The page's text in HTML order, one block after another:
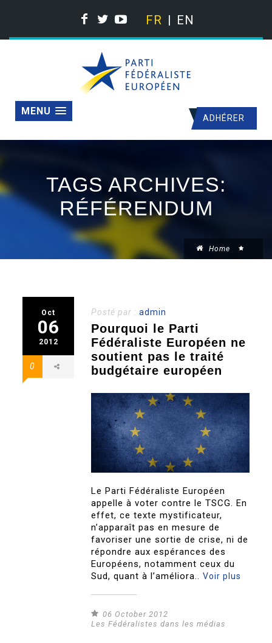
FR EN
ADHÉRER
MENU
TAGS ARCHIVES:
RÉFÉRENDUM
Home
Oct
06
2012
0
Posté par :admin
Pourquoi le Parti
Fédéraliste Européen ne
soutient pas le traité
budgétaire européen
Le Parti Fédéraliste Européen
appelle à voter contre le TSCG. En
effet, ce texte mystificateur,
n’apparaît pas en mesure de
favoriser une sortie de crise, ni de
répondre aux espérances des
Européens, notamment ceux du
Sud, quant à l’améliora..Voir plus
06 October 2012
Les Fédéralistes dans les médias